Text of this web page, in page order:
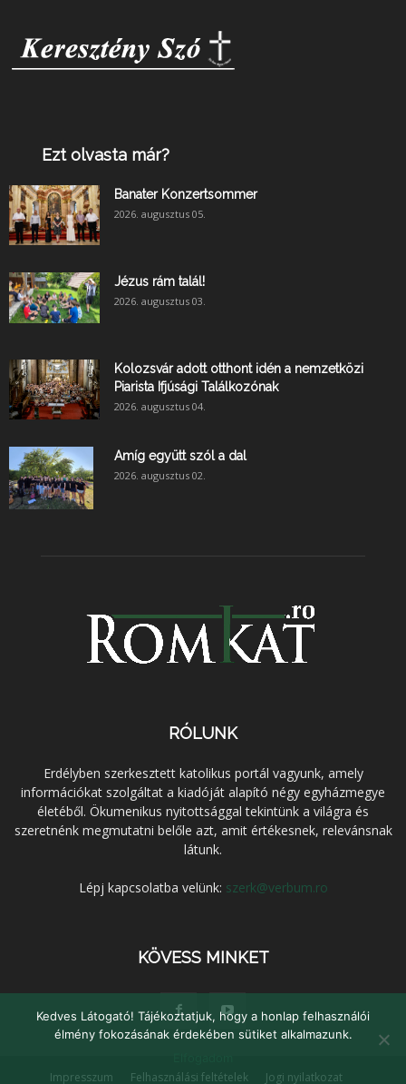
Ezt olvasta már?
Banater Konzertsommer
2026. augusztus 05.
Jézus rám talál!
2026. augusztus 03.
Kolozsvár adott otthont idén a nemzetközi
Piarista Ifjúsági Találkozónak
2026. augusztus 04.
Amíg együtt szól a dal
2026. augusztus 02.
RÓLUNK
Erdélyben szerkesztett katolikus portál vagyunk, amely
információkat szolgáltat a kiadóját alapító négy egyházmegye
életéből. Ökumenikus nyitottsággal tekintünk a világra és
szeretnénk megmutatni belőle azt, amit értékesnek, relevánsnak
látunk.
Lépj kapcsolatba velünk: szerk@verbum.ro
KÖVESS MINKET
Impresszum Felhasználási feltételek Jogi nyilatkozat
Kedves Látogató! Tájékoztatjuk, hogy a honlap felhasználói
élmény fokozásának érdekében sütiket alkalmazunk.